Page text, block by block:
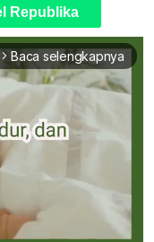
Republika
arrow_forward_ios Baca selengkapnya